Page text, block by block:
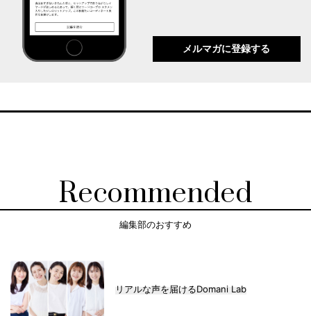
メルマガに登録する
Recommended
編集部のおすすめ
リアルな声を届けるDomani Lab